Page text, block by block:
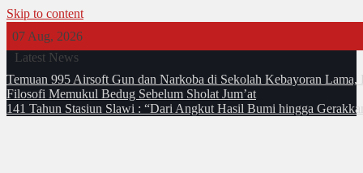
Skip to content
07 Aug, 2026
Latest News
Temuan 995 Airsoft Gun dan Narkoba di Sekolah Kebayoran
Filosofi Memukul Bedug Sebelum Sholat Jum’at
141 Tahun Stasiun Slawi : “Dari Angkut Hasil Bumi hingga